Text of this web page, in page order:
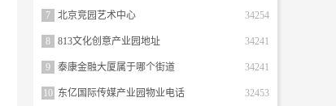
7 北京竞园艺术中心 34254
8 813文化创意产业园地址 34241
9 泰康金融大厦属于哪个街道 34241
10 东亿国际传媒产业园物业电话 32453